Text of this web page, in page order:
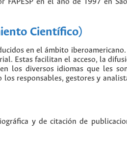
en el año de 1997 en
Científico)
en el ámbito iberoamericano.
Estas facilitan el acceso, la
los diversos idiomas que les
responsables, gestores y
y de citación de